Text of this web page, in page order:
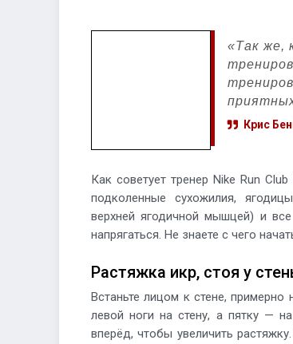
«Так же,
Крис
Как советует тренер Nike Run
подколенные сухожилия,
верхней ягодичной мышцей) и
напрягаться. Не знаете с чего
Растяжка икр, стоя у
Встаньте лицом к стене,
левой ноги на стену, а пятку —
вперёд, чтобы увеличить